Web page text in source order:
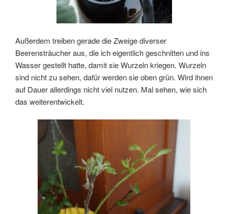
Außerdem treiben gerade die Zweige diverser
Beerensträucher aus, die ich eigentlich geschnitten und ins
Wasser gestellt hatte, damit sie Wurzeln kriegen. Wurzeln
sind nicht zu sehen, dafür werden sie oben grün. Wird ihnen
auf Dauer allerdings nicht viel nutzen. Mal sehen, wie sich
das weiterentwickelt.